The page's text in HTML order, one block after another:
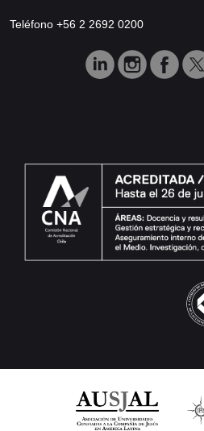
Teléfono +56 2 2692 0200